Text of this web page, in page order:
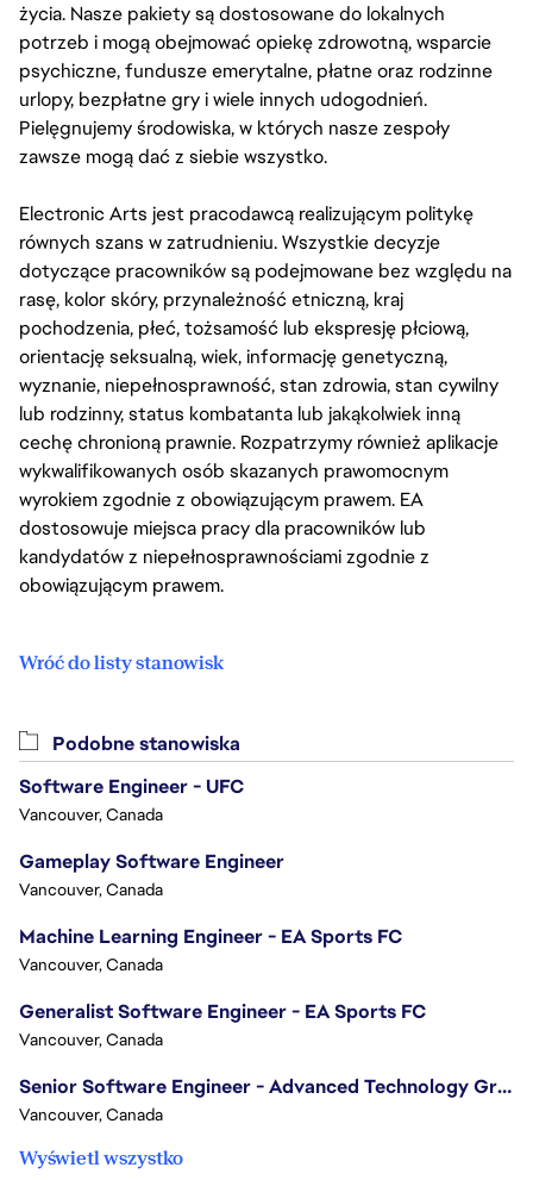
życia. Nasze pakiety są dostosowane do lokalnych
potrzeb i mogą obejmować opiekę zdrowotną, wsparcie
psychiczne, fundusze emerytalne, płatne oraz rodzinne
urlopy, bezpłatne gry i wiele innych udogodnień.
Pielęgnujemy środowiska, w których nasze zespoły
zawsze mogą dać z siebie wszystko.
Electronic Arts jest pracodawcą realizującym politykę
równych szans w zatrudnieniu. Wszystkie decyzje
dotyczące pracowników są podejmowane bez względu na
rasę, kolor skóry, przynależność etniczną, kraj
pochodzenia, płeć, tożsamość lub ekspresję płciową,
orientację seksualną, wiek, informację genetyczną,
wyznanie, niepełnosprawność, stan zdrowia, stan cywilny
lub rodzinny, status kombatanta lub jakąkolwiek inną
cechę chronioną prawnie. Rozpatrzymy również aplikacje
wykwalifikowanych osób skazanych prawomocnym
wyrokiem zgodnie z obowiązującym prawem. EA
dostosowuje miejsca pracy dla pracowników lub
kandydatów z niepełnosprawnościami zgodnie z
obowiązującym prawem.
Wróć do listy stanowisk
Podobne stanowiska
Software Engineer - UFC
Vancouver, Canada
Gameplay Software Engineer
Vancouver, Canada
Machine Learning Engineer - EA Sports FC
Vancouver, Canada
Generalist Software Engineer - EA Sports FC
Vancouver, Canada
Senior Software Engineer - Advanced Technology Group
Vancouver, Canada
Wyświetl wszystko